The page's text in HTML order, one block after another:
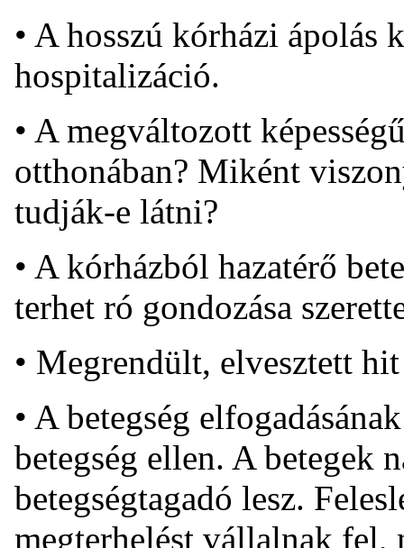
• A hosszú kórházi ápolás
hospitalizáció.
• A megváltozott
otthonában? Miként
tudják-e látni?
• A kórházból hazatérő
terhet ró gondozása
• Megrendült, elvesztett
• A betegség
betegség ellen. A betegek
betegségtagadó lesz.
megterhelést vállalnak